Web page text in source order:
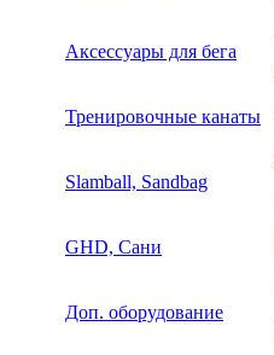
Аксессуары для бега
Тренировочные канаты
Slamball, Sandbag
GHD, Сани
Доп. оборудование